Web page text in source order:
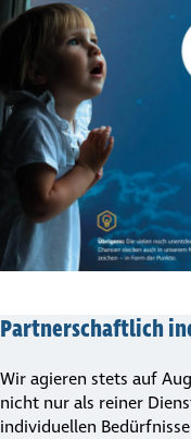
Part­ner­schaft­lich
Wir agieren stets auf
nicht nur als reiner
individuellen